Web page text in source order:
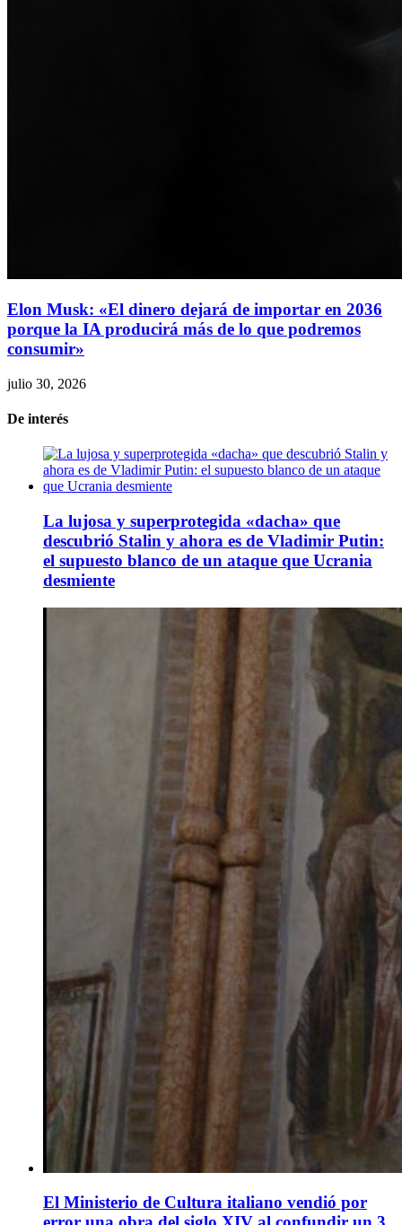
Elon Musk: «El dinero dejará de importar en 2036
porque la IA producirá más de lo que podremos
consumir»
julio 30, 2026
De interés
La lujosa y superprotegida «dacha» que
descubrió Stalin y ahora es de Vladimir Putin:
el supuesto blanco de un ataque que Ucrania
desmiente
El Ministerio de Cultura italiano vendió por